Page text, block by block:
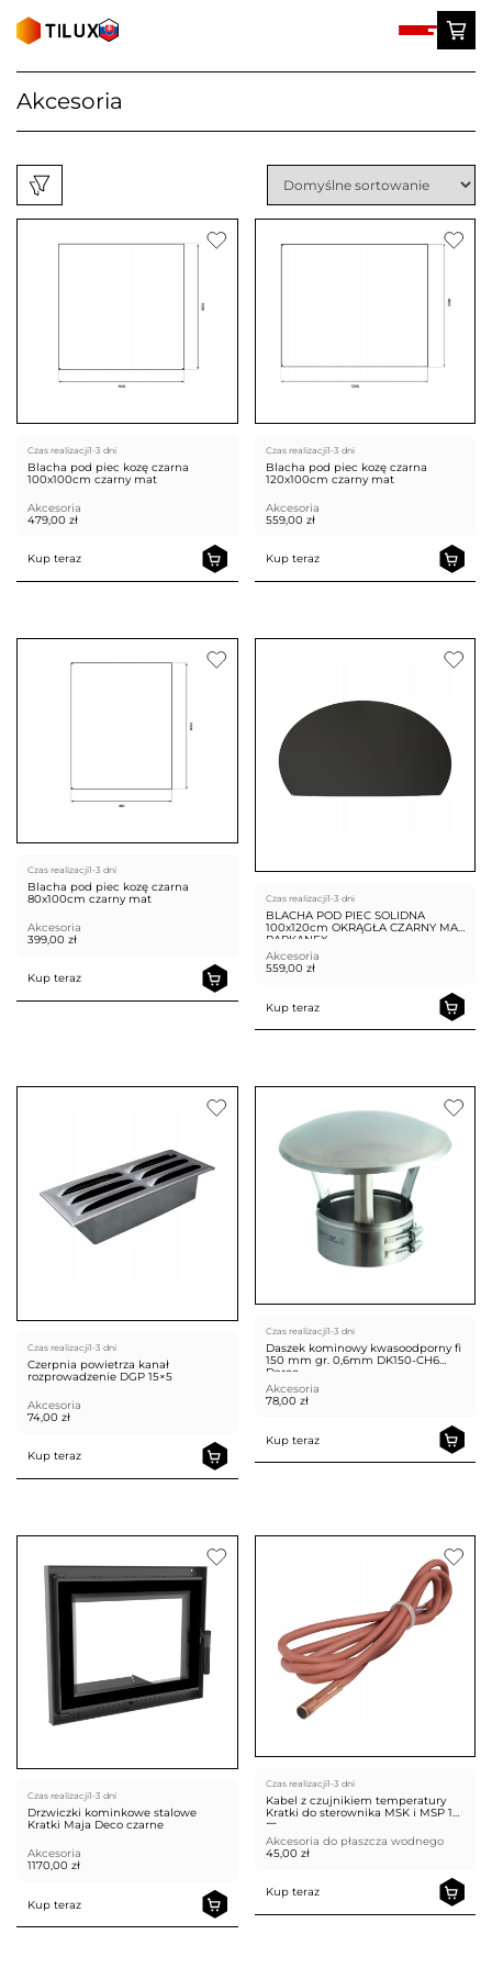
content
Akcesoria
Czas realizacji1-3 dni
Blacha pod piec kozę czarna
100x100cm czarny mat
Akcesoria
479,00 zł
Kup teraz
Czas realizacji1-3 dni
Blacha pod piec kozę czarna
120x100cm czarny mat
Akcesoria
559,00 zł
Kup teraz
Czas realizacji1-3 dni
Blacha pod piec kozę czarna
80x100cm czarny mat
Akcesoria
399,00 zł
Kup teraz
Czas realizacji1-3 dni
BLACHA POD PIEC SOLIDNA
100x120cm OKRĄGŁA CZARNY MAT
PARKANEX
Akcesoria
559,00 zł
Kup teraz
Czas realizacji1-3 dni
Czerpnia powietrza kanał
rozprowadzenie DGP 15×5
Akcesoria
74,00 zł
Kup teraz
Czas realizacji1-3 dni
Daszek kominowy kwasoodporny fi
150 mm gr. 0,6mm DK150-CH6
Darco
Akcesoria
78,00 zł
Kup teraz
Czas realizacji1-3 dni
Drzwiczki kominkowe stalowe
Kratki Maja Deco czarne
Akcesoria
1170,00 zł
Kup teraz
Czas realizacji1-3 dni
Kabel z czujnikiem temperatury
Kratki do sterownika MSK i MSP 1
m
Akcesoria do płaszcza wodnego
45,00 zł
Kup teraz